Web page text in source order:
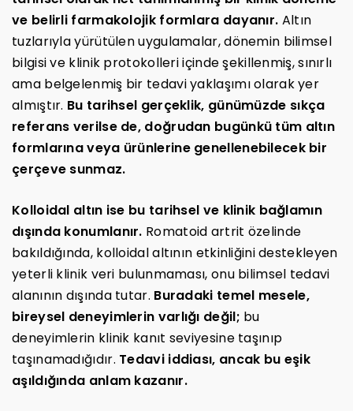
ve belirli farmakolojik formlara dayanır. Altın
tuzlarıyla yürütülen uygulamalar, dönemin bilimsel
bilgisi ve klinik protokolleri içinde şekillenmiş, sınırlı
ama belgelenmiş bir tedavi yaklaşımı olarak yer
almıştır. Bu tarihsel gerçeklik, günümüzde sıkça
referans verilse de, doğrudan bugünkü tüm altın
formlarına veya ürünlerine genellenebilecek bir
çerçeve sunmaz.
Kolloidal altın ise bu tarihsel ve klinik bağlamın
dışında konumlanır. Romatoid artrit özelinde
bakıldığında, kolloidal altının etkinliğini destekleyen
yeterli klinik veri bulunmaması, onu bilimsel tedavi
alanının dışında tutar. Buradaki temel mesele,
bireysel deneyimlerin varlığı değil; bu
deneyimlerin klinik kanıt seviyesine taşınıp
taşınamadığıdır. Tedavi iddiası, ancak bu eşik
aşıldığında anlam kazanır.